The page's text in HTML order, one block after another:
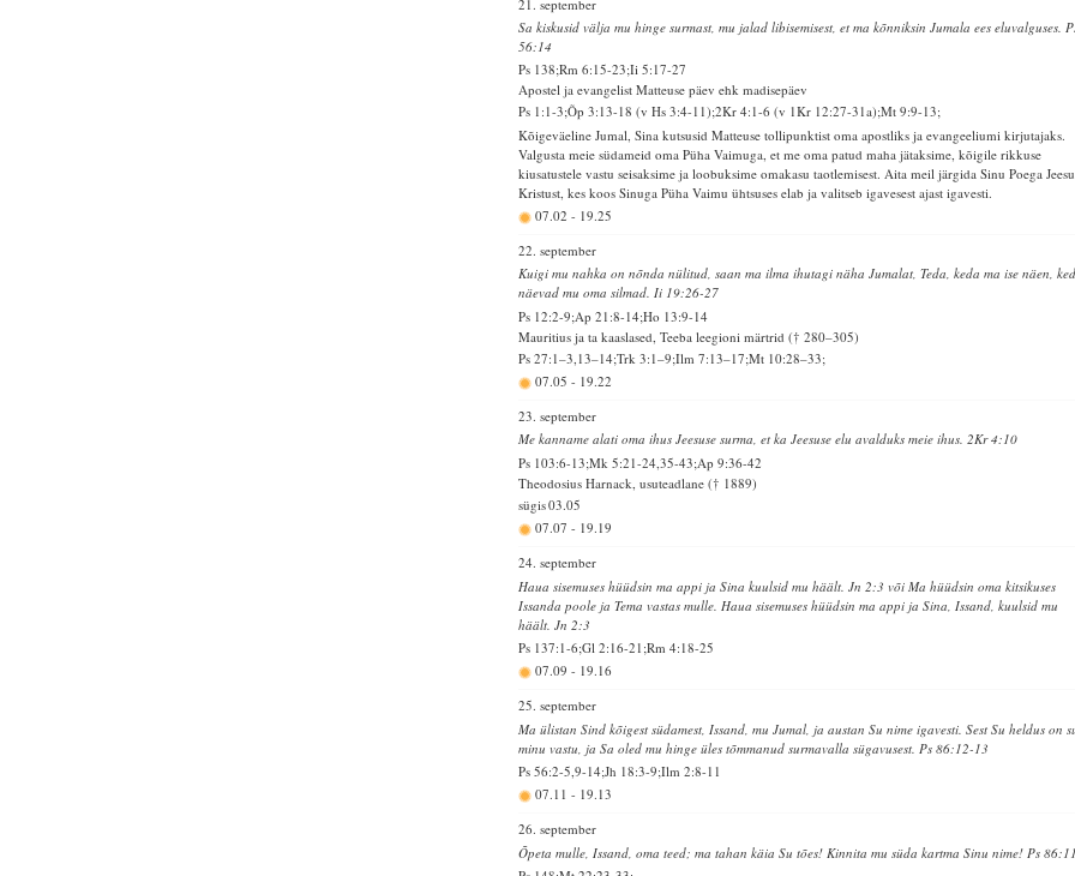
21. september
Sa kiskusid välja mu hinge surmast, mu jalad libisemisest, et ma kõnniksin Jumala ees eluvalguses.
56:14
Ps 138;Rm 6:15-23;Ii 5:17-27
Apostel ja evangelist Matteuse päev ehk madisepäev
Ps 1:1-3;Õp 3:13-18 (v Hs 3:4-11);2Kr 4:1-6 (v 1Kr 12:27-31a);Mt 9:9-13;
Kõigeväeline Jumal, Sina kutsusid Matteuse tollipunktist oma apostliks ja evangeeliumi kirjutajaks.
Valgusta meie südameid oma Püha Vaimuga, et me oma patud maha jätaksime, kõigile rikkuse
kiusatustele vastu seisaksime ja loobuksime omakasu taotlemisest. Aita meil järgida Sinu Poega
Kristust, kes koos Sinuga Püha Vaimu ühtsuses elab ja valitseb igavesest ajast igavesti.
07.02- 19.25
22. september
Kuigi mu nahka on nõnda nülitud, saan ma ilma ihutagi näha Jumalat, Teda, keda ma ise näen,
näevad mu oma silmad. Ii 19:26-27
Ps 12:2-9;Ap 21:8-14;Ho 13:9-14
Mauritius ja ta kaaslased, Teeba leegioni märtrid († 280–305)
Ps 27:1–3,13–14;Trk 3:1–9;Ilm 7:13–17;Mt 10:28–33;
07.05- 19.22
23. september
Me kanname alati oma ihus Jeesuse surma, et ka Jeesuse elu avalduks meie ihus. 2Kr 4:10
Ps 103:6-13;Mk 5:21-24,35-43;Ap 9:36-42
Theodosius Harnack, usuteadlane († 1889)
sügis03.05
07.07- 19.19
24. september
Haua sisemuses hüüdsin ma appi ja Sina kuulsid mu häält. Jn 2:3 või Ma hüüdsin oma kitsikuses
Issanda poole ja Tema vastas mulle. Haua sisemuses hüüdsin ma appi ja Sina, Issand, kuulsid mu
häält. Jn 2:3
Ps 137:1-6;Gl 2:16-21;Rm 4:18-25
07.09- 19.16
25. september
Ma ülistan Sind kõigest südamest, Issand, mu Jumal, ja austan Su nime igavesti. Sest Su heldus on
minu vastu, ja Sa oled mu hinge üles tõmmanud surmavalla sügavusest. Ps 86:12-13
Ps 56:2-5,9-14;Jh 18:3-9;Ilm 2:8-11
07.11- 19.13
26. september
Õpeta mulle, Issand, oma teed; ma tahan käia Su tões! Kinnita mu süda kartma Sinu nime! Ps